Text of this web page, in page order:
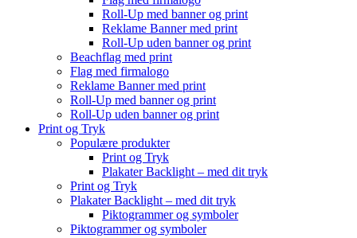
Roll-Up med banner og print
Reklame Banner med print
Roll-Up uden banner og print
Beachflag med print
Flag med firmalogo
Reklame Banner med print
Roll-Up med banner og print
Roll-Up uden banner og print
Print og Tryk
Populære produkter
Print og Tryk
Plakater Backlight – med dit tryk
Print og Tryk
Plakater Backlight – med dit tryk
Piktogrammer og symboler
Piktogrammer og symboler